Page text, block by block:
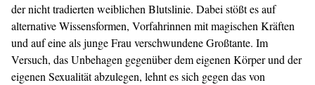
der nicht tradierten weiblichen Blutslinie. Dabei stößt es auf
alternative Wissensformen, Vorfahrinnen mit magischen Kräften
und auf eine als junge Frau verschwundene Großtante. Im
Versuch, das Unbehagen gegenüber dem eigenen Körper und der
eigenen Sexualität abzulegen, lehnt es sich gegen das von